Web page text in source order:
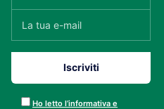
Ho letto l’informativa e